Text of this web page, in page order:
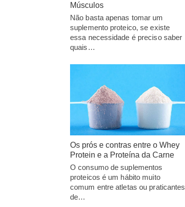
Músculos
Não basta apenas tomar um
suplemento proteico, se existe
essa necessidade é preciso saber
quais…
Os prós e contras entre o Whey
Protein e a Proteína da Carne
O consumo de suplementos
proteicos é um hábito muito
comum entre atletas ou praticantes
de…